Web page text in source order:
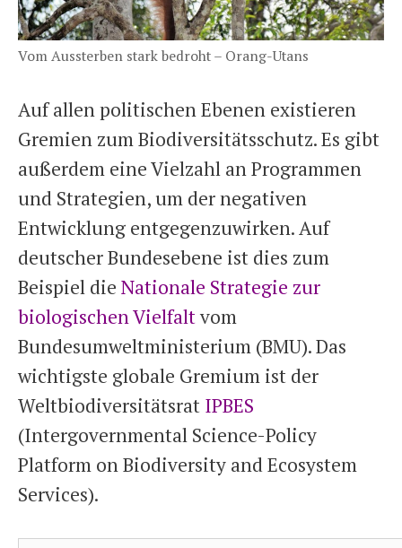
Vom Aussterben stark bedroht – Orang-Utans
Auf allen politischen Ebenen existieren
Gremien zum Biodiversitätsschutz. Es gibt
außerdem eine Vielzahl an Programmen
und Strategien, um der negativen
Entwicklung entgegenzuwirken. Auf
deutscher Bundesebene ist dies zum
Beispiel die Nationale Strategie zur
biologischen Vielfaltvom
Bundesumweltministerium (BMU). Das
wichtigste globale Gremium ist der
Weltbiodiversitätsrat IPBES
(Intergovernmental Science-Policy
Platform on Biodiversity and Ecosystem
Services).